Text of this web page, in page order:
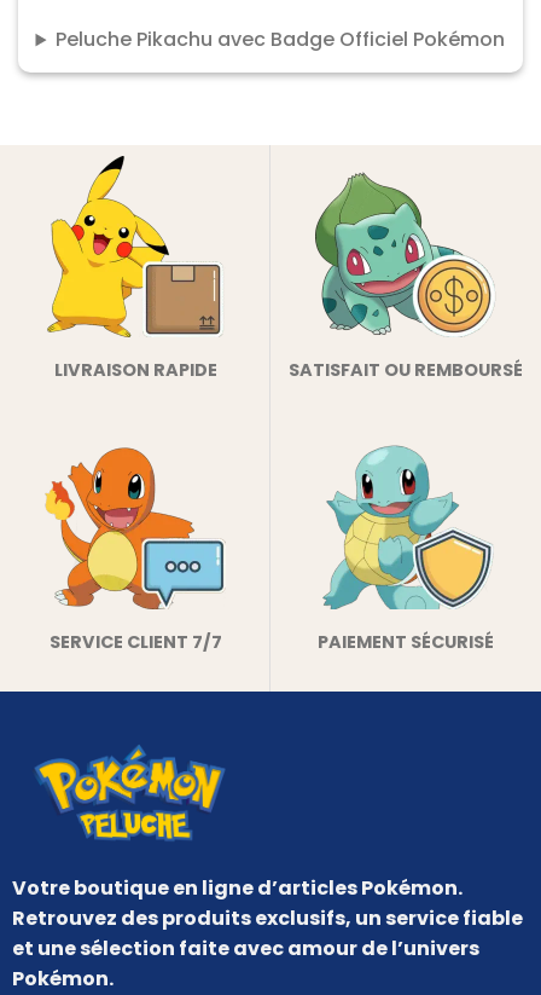
Peluche Pikachu avec Badge Officiel Pokémon
LIVRAISON RAPIDE SATISFAIT OU REMBOURSÉ
SERVICE CLIENT 7/7 PAIEMENT SÉCURISÉ
Votre boutique en ligne d’articles Pokémon.
Retrouvez des produits exclusifs, un service fiable
et une sélection faite avec amour de l’univers
Pokémon.